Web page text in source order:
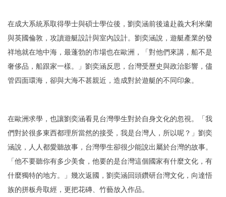
在成大系統系取得學士與碩士學位後，劉奕涵前後遠赴義大利米蘭
與英國倫敦，攻讀遊艇設計與室內設計。劉奕涵說，遊艇產業的發
祥地就在地中海，最蓬勃的市場也在歐洲，「對他們來講，船不是
奢侈品，船跟家一樣。」劉奕涵反思，台灣受歷史與政治影響，儘
管四面環海，卻與大海不甚親近，造成對於遊艇的不同印象。
在歐洲求學，也讓劉奕涵看見台灣學生對於自身文化的忽視。「我
們對於很多東西都理所當然的接受，我是台灣人，所以呢？」劉奕
涵說，人人都愛聽故事，台灣學生卻很少能說出屬於台灣的故事。
「他不要聽你有多少美食，他要的是台灣這個國家有什麼文化，有
什麼獨特的地方。」幾次返國，劉奕涵回頭鑽研台灣文化，向達悟
族的拼板舟取經，更把花磚、竹藝放入作品。